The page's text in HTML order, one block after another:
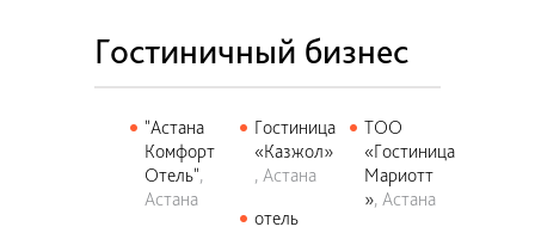
Гостиничный бизнес
"Астана
Комфорт
Отель"
Астана
Гостиница
«Казжол»
Астана
отель
ТОО
«Гостиница
Мариотт
» Астана